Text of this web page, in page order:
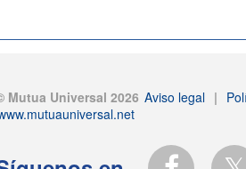
Mutua Universal 2026 Aviso legal |